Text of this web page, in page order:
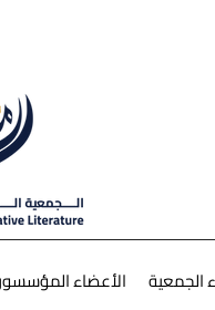
الأعضاء الجمعية